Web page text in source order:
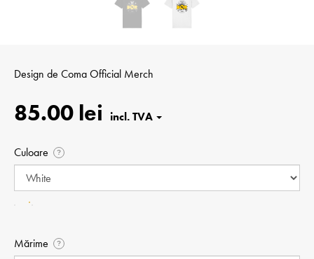
Design de Coma Official Merch
85.00 lei
Culoare ?
Mărime ?